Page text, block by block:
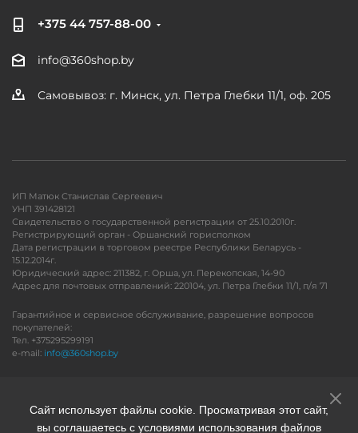
+375 44 757-88-00
info@360shop.by
Самовывоз: г. Минск, ул. Петра Глебки 11/1, оф. 205
ИП Матюк Станислав Сергеевич
УНП 391428121
Свидетельство о государственной регистрации от 25.10.2010г.
Регистрирующий орган - Оршанский горисполком
Дата регистрации в торговом реестре Республики Беларусь -
15.12.2014г.
Юридический адрес: 211382, г. Орша, ул. Перекопская, 14-90
Адрес для почтовых отправлений: 220104, ул. Петра Глебки 11/1, п/я 71
Гарантийное и сервисное обслуживание, разрешение вопросов
покупателей:
Тел. +375295299191
e-mail: info@360shop.by
Сайт использует файлы cookie. Просматривая этот сайт,
вы соглашаетесь с условиями использования файлов